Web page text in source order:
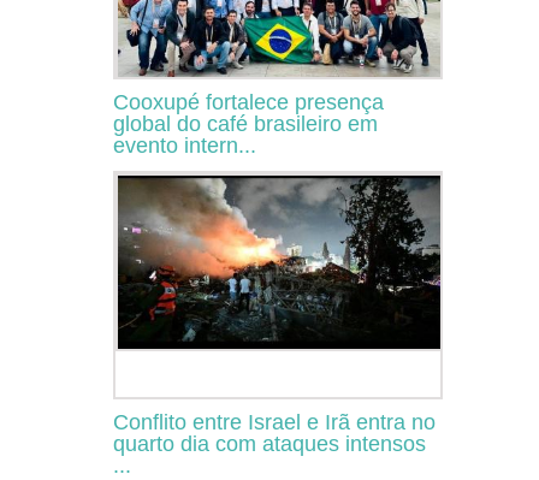
Cooxupé fortalece presença
global do café brasileiro em
evento intern...
Conflito entre Israel e Irã entra no
quarto dia com ataques intensos
...